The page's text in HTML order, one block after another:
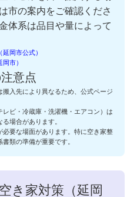
市の案内をご確認くださ
体系は品目や量によって
岡市公式）
市）
意点
入先により異なるため、公式ページ
ビ・冷蔵庫・洗濯機・エアコン）は
場合があります。
必要な場面があります。特に空き家整
類の準備が重要です。
き家対策（延岡